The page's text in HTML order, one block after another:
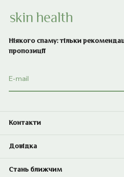
Ніякого спаму: тільки
пропозиції
Контакти
Довідка
Стань ближчим